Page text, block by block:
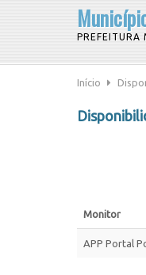
PREFEITURA
Início
Monitor
APP Portal